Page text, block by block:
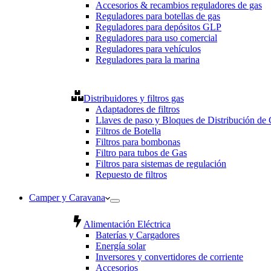
Accesorios & recambios reguladores de gas
Reguladores para botellas de gas
Reguladores para depósitos GLP
Reguladores para uso comercial
Reguladores para vehículos
Reguladores para la marina
Distribuidores y filtros gas
Adaptadores de filtros
Llaves de paso y Bloques de Distribución de
Filtros de Botella
Filtros para bombonas
Filtro para tubos de Gas
Filtros para sistemas de regulación
Repuesto de filtros
Camper y Caravana
Alimentación Eléctrica
Baterías y Cargadores
Energía solar
Inversores y convertidores de corriente
Accesorios